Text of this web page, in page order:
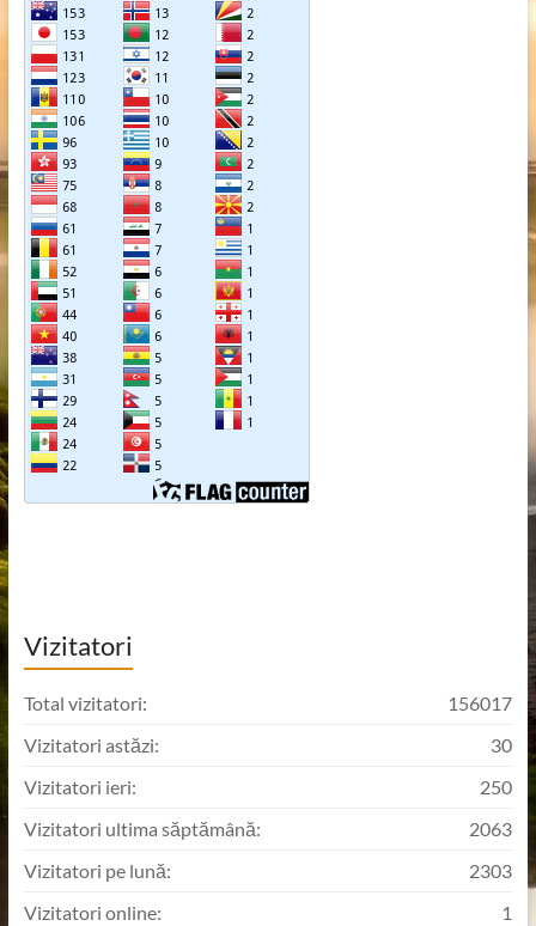
Vizitatori
156017
Total vizitatori:
30
Vizitatori astăzi:
250
Vizitatori ieri:
2063
Vizitatori ultima săptămână:
2303
Vizitatori pe lună:
1
Vizitatori online: